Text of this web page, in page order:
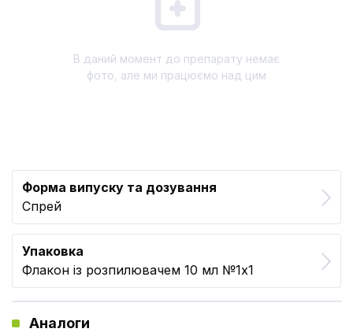
В даний момент до препарату немає
фото, але ми працюємо над цим
Форма випуску та дозування
Спрей
Упаковка
Флакон із розпилювачем 10 мл №1x1
Аналоги